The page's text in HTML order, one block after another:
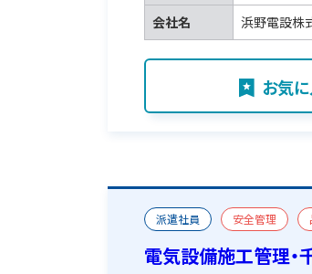
会社名
浜野電設株
お気
派遣社員 安全管理
ビル（事務所ビルなど）
改
電気設備施工管理・